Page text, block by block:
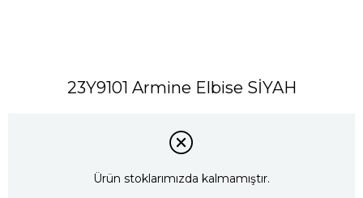
23Y9101 Armine Elbise SİYAH
Ürün stoklarımızda kalmamıştır.